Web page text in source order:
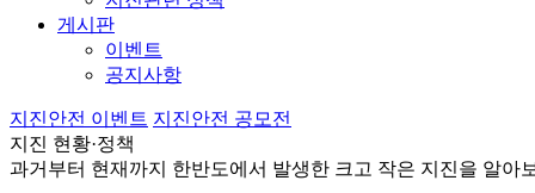
게시판
이벤트
공지사항
지진안전 이벤트 지진안전 공모전
지진 현황·정책
과거부터 현재까지 한반도에서 발생한 크고 작은 지진을 알아